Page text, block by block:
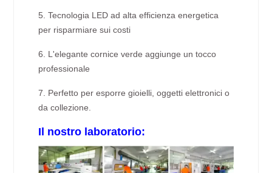
5. Tecnologia LED ad alta efficienza energetica
per risparmiare sui costi
6. L'elegante cornice verde aggiunge un tocco
professionale
7. Perfetto per esporre gioielli, oggetti elettronici o
da collezione.
Il nostro laboratorio: